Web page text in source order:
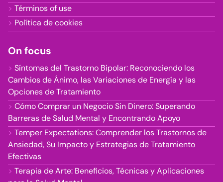
Términos of use
Política de cookies
On focus
Síntomas del Trastorno Bipolar: Reconociendo los
Cambios de Ánimo, las Variaciones de Energía y las
Opciones de Tratamiento
Cómo Comprar un Negocio Sin Dinero: Superando
Barreras de Salud Mental y Encontrando Apoyo
Temper Expectations: Comprender los Trastornos de
Ansiedad, Su Impacto y Estrategias de Tratamiento
Efectivas
Terapia de Arte: Beneficios, Técnicas y Aplicaciones